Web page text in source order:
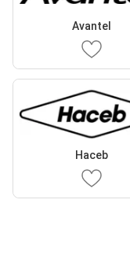
Avantel
Haceb